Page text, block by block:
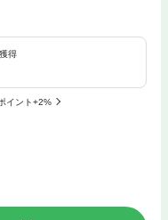
獲得
イント+2%